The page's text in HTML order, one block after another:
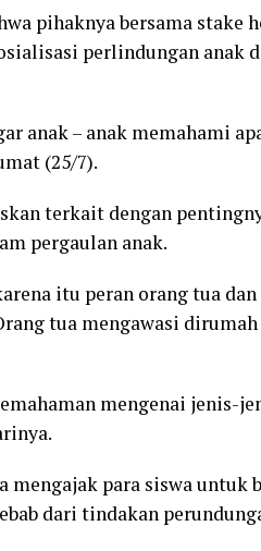
pihaknya bersama stake
perlindungan anak
anak – anak memahami
(25/7).
terkait dengan
pergaulan anak.
itu peran orang tua
tua mengawasi
mengenai jenis-
para siswa untuk
dari tindakan